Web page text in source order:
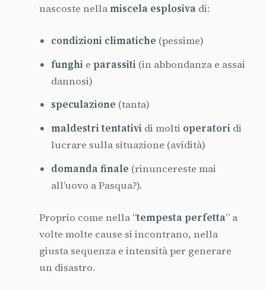
nascoste nellamiscela esplosiva di:
condizioni climatiche (pessime)
funghi e parassiti (in abbondanza e assai
dannosi)
speculazione (tanta)
maldestri tentativi di molti operatori di
lucrare sulla situazione (avidità)
domanda finale (rinuncereste mai
all’uovo a Pasqua?).
Proprio come nella “tempesta perfetta” a
volte molte cause si incontrano, nella
giusta sequenza e intensità per generare
un disastro.